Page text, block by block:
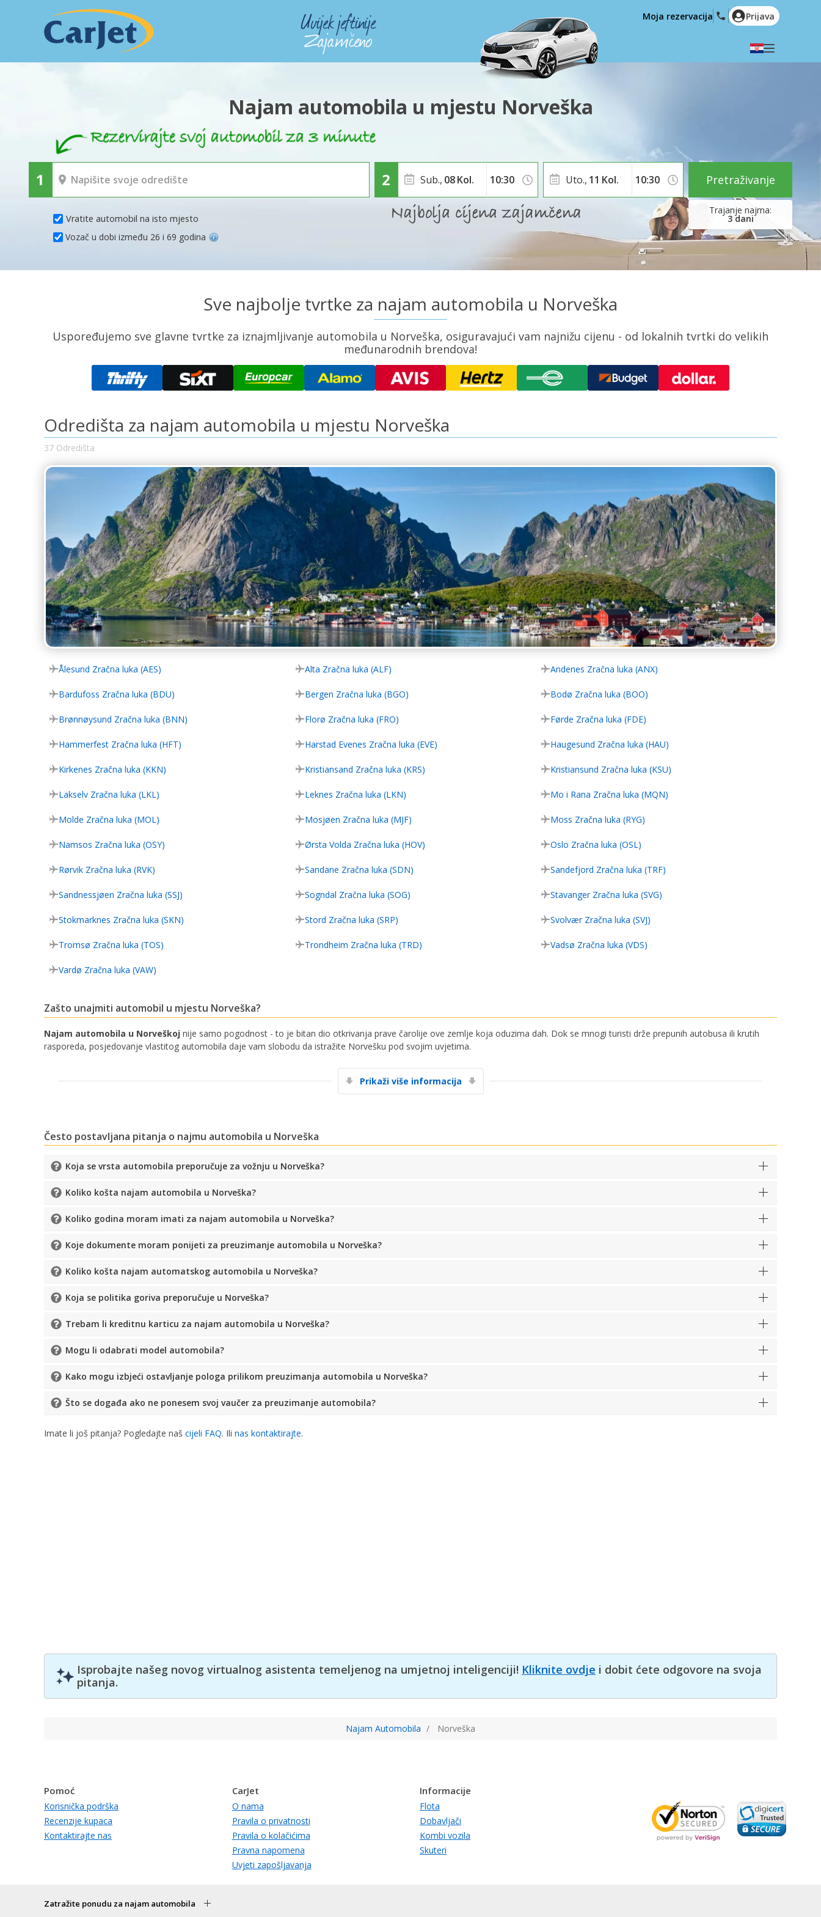
Pristupite ekskluzivnim ponudama naših
dobavljača
English (US)
Polski
Türkçe
Română
Ελληνικά
Hrvatski
العربية
Moja rezervacija Prijava
Najam automobila u mjestu Norveška
Vratite automobil na isto mjesto
Sub., 08Kol.
3 dani
Uto., 11 Kol.
Vozač u dobi između 26 i 69 godina
Pretraživanje
Sve najbolje tvrtke za najam automobila u Norveška
Uspoređujemo sve glavne tvrtke za iznajmljivanje automobila u Norveška, osiguravajući vam najnižu cijenu - od lokalnih tvrtki do velikih
međunarodnih brendova!
Odredišta za najam automobila u mjestu Norveška
37 Odredišta
Ålesund Zračna luka (AES) Alta Zračna luka (ALF) Andenes Zračna luka (ANX)
Bardufoss Zračna luka (BDU) Bergen Zračna luka (BGO) Bodø Zračna luka (BOO)
Brønnøysund Zračna luka (BNN) Florø Zračna luka (FRO) Førde Zračna luka (FDE)
Hammerfest Zračna luka (HFT) Harstad Evenes Zračna luka (EVE) Haugesund Zračna luka (HAU)
Kirkenes Zračna luka (KKN) Kristiansand Zračna luka (KRS) Kristiansund Zračna luka (KSU)
Lakselv Zračna luka (LKL) Leknes Zračna luka (LKN) Mo i Rana Zračna luka (MQN)
Molde Zračna luka (MOL) Mosjøen Zračna luka (MJF) Moss Zračna luka (RYG)
Namsos Zračna luka (OSY) Ørsta Volda Zračna luka (HOV) Oslo Zračna luka (OSL)
Rørvik Zračna luka (RVK) Sandane Zračna luka (SDN) Sandefjord Zračna luka (TRF)
Sandnessjøen Zračna luka (SSJ) Sogndal Zračna luka (SOG) Stavanger Zračna luka (SVG)
Stokmarknes Zračna luka (SKN) Stord Zračna luka (SRP) Svolvær Zračna luka (SVJ)
Tromsø Zračna luka (TOS) Trondheim Zračna luka (TRD) Vadsø Zračna luka (VDS)
Vardø Zračna luka (VAW)
Zašto unajmiti automobil u mjestu Norveška?
Najam automobila u Norveškoj nije samo pogodnost - to je bitan dio otkrivanja prave čarolije ove zemlje koja oduzima dah. Dok se mnogi turisti drže prepunih autobusa ili krutih
rasporeda, posjedovanje vlastitog automobila daje vam slobodu da istražite Norvešku pod svojim uvjetima.
Prikaži više informacija
Često postavljana pitanja o najmu automobila u Norveška
Koja se vrsta automobila preporučuje za vožnju u Norveška?
Koliko košta najam automobila u Norveška?
Koliko godina moram imati za najam automobila u Norveška?
Koje dokumente moram ponijeti za preuzimanje automobila u Norveška?
Koliko košta najam automatskog automobila u Norveška?
Koja se politika goriva preporučuje u Norveška?
Trebam li kreditnu karticu za najam automobila u Norveška?
Mogu li odabrati model automobila?
Kako mogu izbjeći ostavljanje pologa prilikom preuzimanja automobila u Norveška?
Što se događa ako ne ponesem svoj vaučer za preuzimanje automobila?
Imate li još pitanja? Pogledajte naš cijeli FAQ. Ili nas kontaktirajte.
Isprobajte našeg novog virtualnog asistenta temeljenog na umjetnoj inteligenciji! Kliknite ovdje i dobit ćete odgovore na svoja
pitanja.
Najam Automobila Norveška
Pomoć
Korisnička podrška
Recenzije kupaca
Kontaktirajte nas
CarJet
O nama
Pravila o privatnosti
Pravila o kolačićima
Pravna napomena
Uvjeti zapošljavanja
Informacije
Flota
Dobavljači
Kombi vozila
Skuteri
Zatražite ponudu za najam automobila